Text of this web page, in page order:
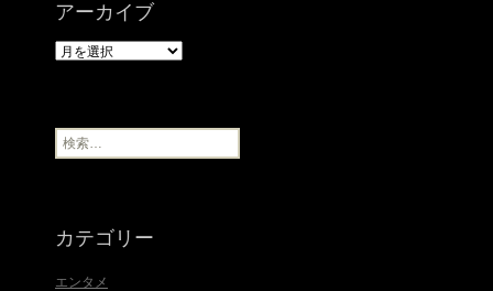
アーカイブ
ア
ブ
検
索
カテゴリー
エンタメ